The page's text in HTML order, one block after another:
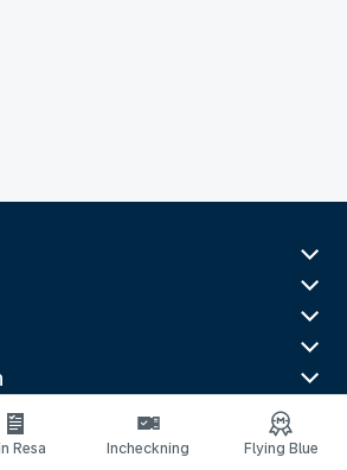
Resa Incheckning Flying Blue